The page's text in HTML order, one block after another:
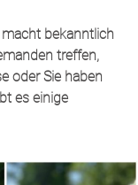
bekanntlich
treffen,
oder Sie haben
es einige